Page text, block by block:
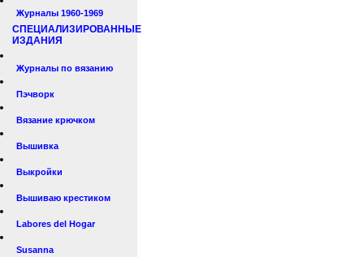
Журналы 1960-1969
СПЕЦИАЛИЗИРОВАННЫЕ
ИЗДАНИЯ
Журналы по вязанию
Пэчворк
Вязание крючком
Вышивка
Выкройки
Вышиваю крестиком
Labores del Hogar
Susanna